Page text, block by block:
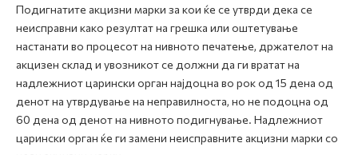
Подигнатите акцизни марки за кои ќе се утврди дека се
неисправни како резултат на грешка или оштетување
настанати во процесот на нивното печатење, држателот на
акцизен склад и увозникот се должни да ги вратат на
надлежниот царински орган најдоцна во рок од 15 дена од
денот на утврдување на неправилноста, но не подоцна од
60 дена од денот на нивното подигнување. Надлежниот
царински орган ќе ги замени неисправните акцизни марки со